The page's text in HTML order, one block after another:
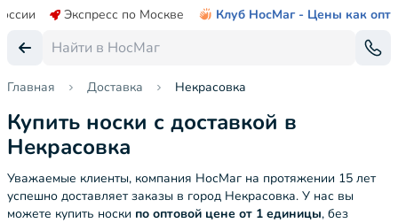
Экспресс по Москве Клуб НосМаг - Цены как опт
Главная Доставка Некрасовка
Купить носки с доставкой в
Некрасовка
Уважаемые клиенты, компания НосМаг на протяжении 15 лет
успешно доставляет заказы в город Некрасовка. У нас вы
можете купить носки по оптовой цене от 1 единицы, без